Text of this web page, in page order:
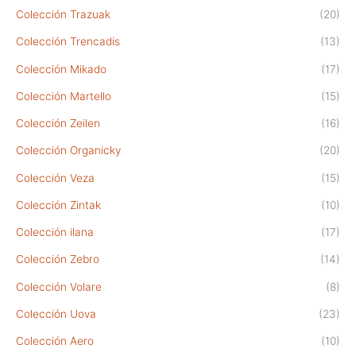
Colección Trazuak (20)
Colección Trencadis (13)
Colección Mikado (17)
Colección Martello (15)
Colección Zeilen (16)
Colección Organicky (20)
Colección Veza (15)
Colección Zintak (10)
Colección ilana (17)
Colección Zebro (14)
Colección Volare (8)
Colección Uova (23)
Colección Aero (10)